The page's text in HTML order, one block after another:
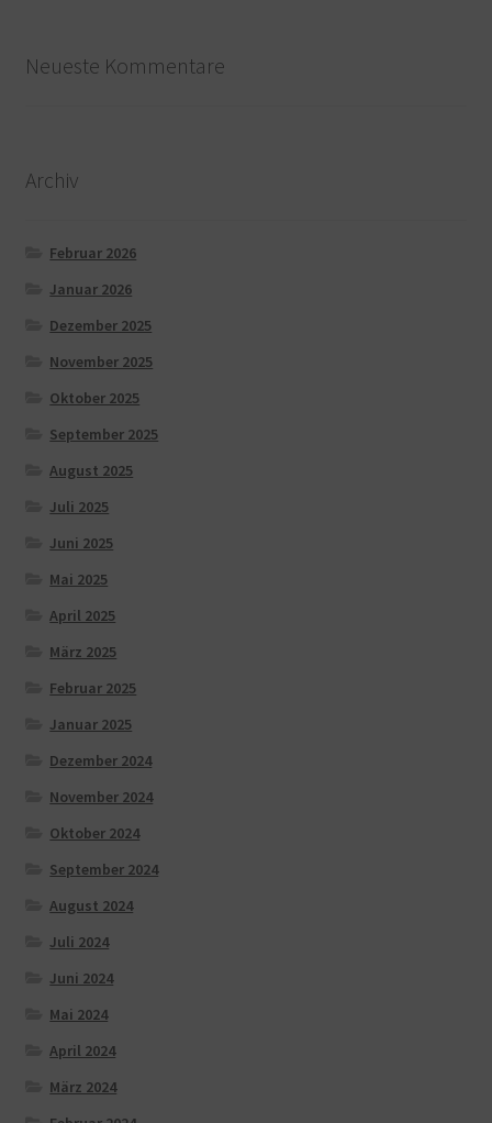
Neueste Kommentare
Archiv
Februar 2026
Januar 2026
Dezember 2025
November 2025
Oktober 2025
September 2025
August 2025
Juli 2025
Juni 2025
Mai 2025
April 2025
März 2025
Februar 2025
Januar 2025
Dezember 2024
November 2024
Oktober 2024
September 2024
August 2024
Juli 2024
Juni 2024
Mai 2024
April 2024
März 2024